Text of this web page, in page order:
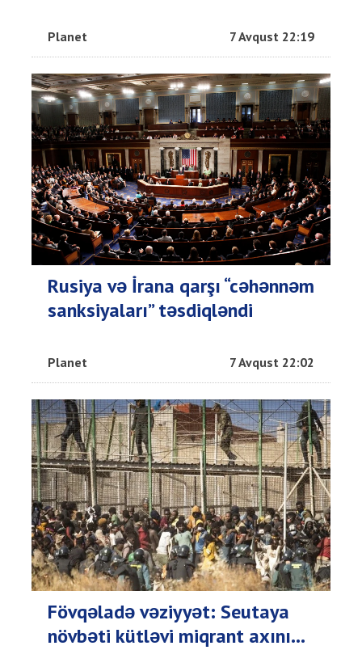
Planet 7 Avqust 22:19
Rusiya və İrana qarşı “cəhənnəm
sanksiyaları” təsdiqləndi
Planet 7 Avqust 22:02
Fövqəladə vəziyyət: Seutaya
növbəti kütləvi miqrant axını...